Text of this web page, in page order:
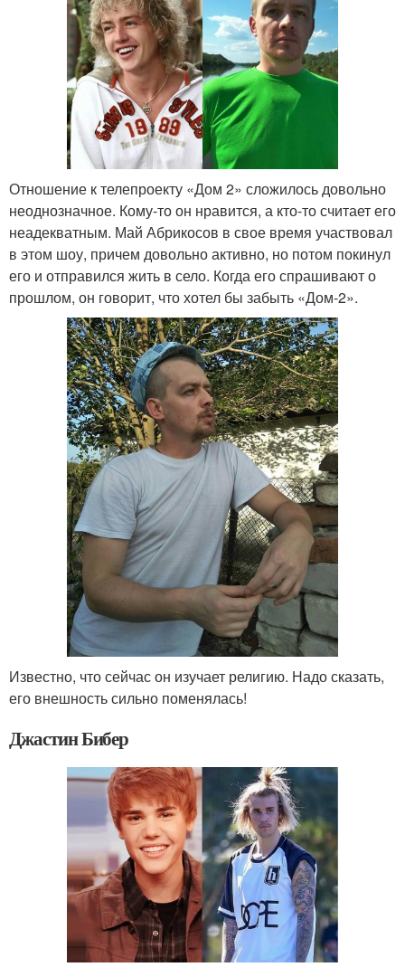
Отношение к телепроекту «Дом 2» сложилось довольно
неоднозначное. Кому-то он нравится, а кто-то считает его
неадекватным. Май Абрикосов в свое время участвовал
в этом шоу, причем довольно активно, но потом покинул
его и отправился жить в село. Когда его спрашивают о
прошлом, он говорит, что хотел бы забыть «Дом-2».
Известно, что сейчас он изучает религию. Надо сказать,
его внешность сильно поменялась!
Джастин Бибер